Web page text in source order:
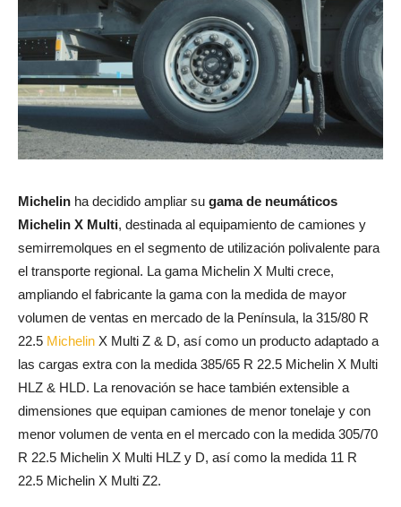
Michelin ha decidido ampliar su gama de neumáticos
Michelin X Multi, destinada al equipamiento de camiones y
semirremolques en el segmento de utilización polivalente para
el transporte regional. La gama Michelin X Multi crece,
ampliando el fabricante la gama con la medida de mayor
volumen de ventas en mercado de la Península, la 315/80 R
22.5 Michelin X Multi Z & D, así como un producto adaptado a
las cargas extra con la medida 385/65 R 22.5 Michelin X Multi
HLZ & HLD. La renovación se hace también extensible a
dimensiones que equipan camiones de menor tonelaje y con
menor volumen de venta en el mercado con la medida 305/70
R 22.5 Michelin X Multi HLZ y D, así como la medida 11 R
22.5 Michelin X Multi Z2.